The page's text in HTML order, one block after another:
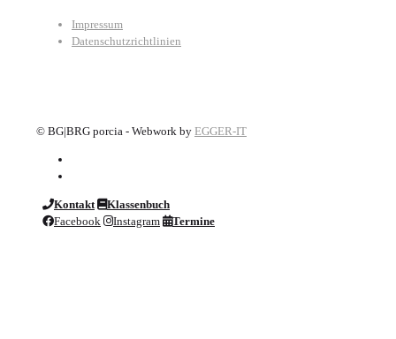
Impressum
Datenschutzrichtlinien
© BG|BRG porcia - Webwork by EGGER-IT
Kontakt
Klassenbuch
Facebook
Instagram Termine